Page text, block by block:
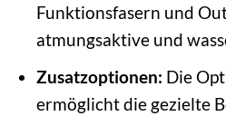
Funktionsfasern und
atmungsaktive und
Zusatzoptionen: Die
ermöglicht die gezielte